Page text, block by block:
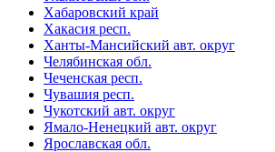
Хабаровский край
Хакасия респ.
Ханты-Мансийский авт. округ
Челябинская обл.
Чеченская респ.
Чувашия респ.
Чукотский авт. округ
Ямало-Ненецкий авт. округ
Ярославская обл.